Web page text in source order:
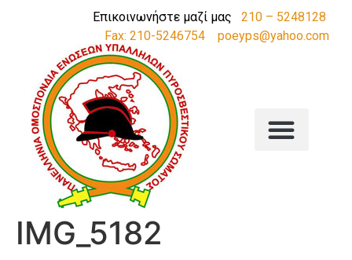
Επικοινωνήστε μαζί μας 210 – 5248128
Fax: 210-5246754
poeyps@yahoo.com
IMG_5182